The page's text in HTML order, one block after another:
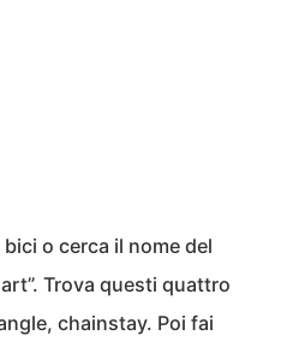
o cerca il nome del
Trova questi quattro
chainstay. Poi fai